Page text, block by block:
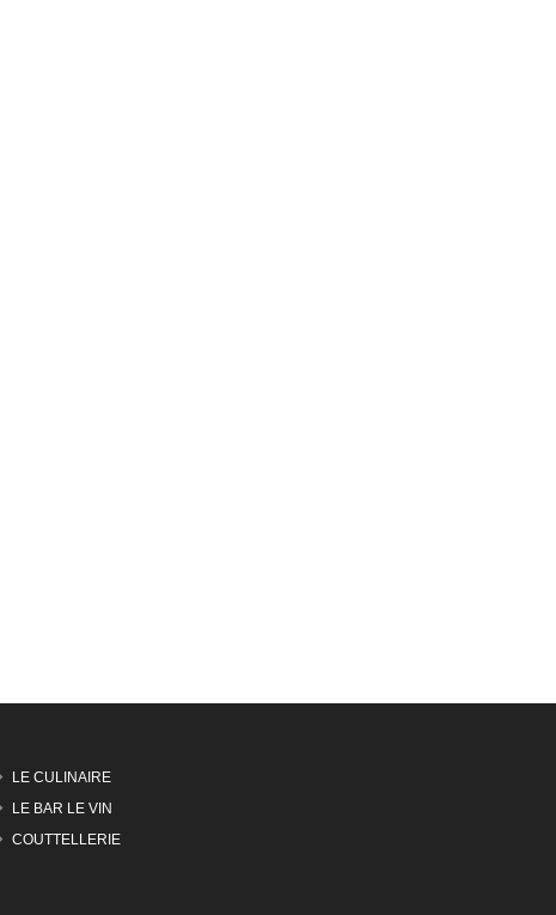
LE CULINAIRE
LE BAR LE VIN
COUTTELLERIE